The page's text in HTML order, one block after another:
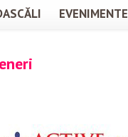
EVENIMENTE